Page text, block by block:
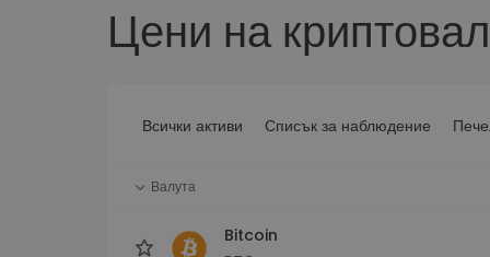
Всички цени
Над 300+ криптовалути
инвестиране
Купуване и
криптовалута
Над 1 000 опции за
Цени на
Всички активи Списък за наблюдение
Валута
Bitcoin